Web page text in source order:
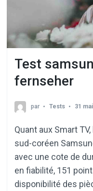
Test
fernseher
par Tests 31
Quant aux Smart
sud-coréen
avec une cote de
en fiabilité, 151
disponibilité des